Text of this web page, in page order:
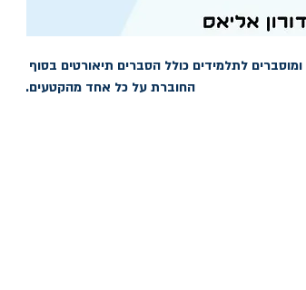
החוברת על כל אחד מהקטעים.